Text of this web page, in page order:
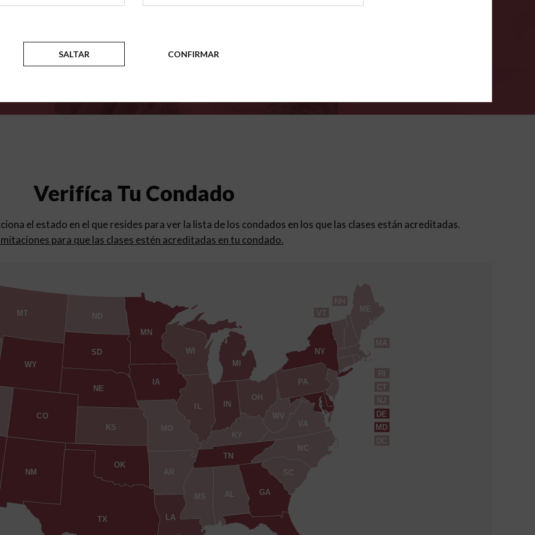
Verifíca Tu Condado
el estado en el que resides para ver la lista de los condados en los que las clases están acreditadas.
para que las clases estén acreditadas en tu condado.
AL
AR
CO
CT
DE
DC
GA
IN
IA
KS
KY
LA
ME
MD
MA
MI
MN
MS
MO
MT
NE
NH
NJ
NM
NY
NC
ND
OH
OK
PA
RI
SC
SD
TN
TX
VT
VA
WV
WI
WY
SALTAR CONFIRMAR